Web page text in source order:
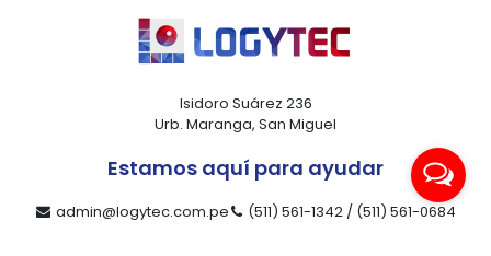
Isidoro Suárez 236
Urb. Maranga, San Miguel
Estamos aquí para ayudar
admin@logytec.com.pe
(511) 561-1342 / (511) 561-0684